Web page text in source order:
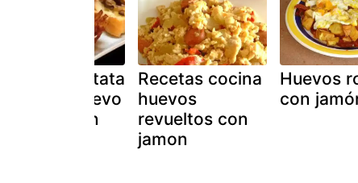
de patata
foie ,huevo
y jamon
Recetas cocina
huevos
revueltos con
jamon
Huevos
con